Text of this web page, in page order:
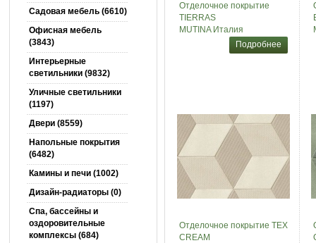
Садовая мебель (6610)
Офисная мебель
(3843)
Интерьерные
светильники (9832)
Уличные светильники
(1197)
Двери (8559)
Напольные покрытия
(6482)
Камины и печи (1002)
Дизайн-радиаторы (0)
Спа, бассейны и
оздоровительные
комплексы (684)
Отделочное покрытие
TIERRAS
MUTINA Италия
Подробнее
Отделочное покрытие TEX
CREAM